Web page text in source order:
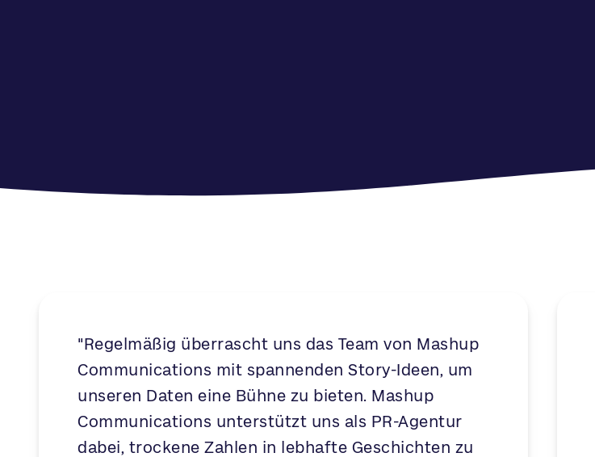
"Regelmäßig überrascht uns das Team von Mashup
Communications mit spannenden Story-Ideen, um
unseren Daten eine Bühne zu bieten. Mashup
Communications unterstützt uns als PR-Agentur
dabei, trockene Zahlen in lebhafte Geschichten zu